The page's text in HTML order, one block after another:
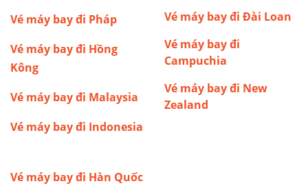
Vé máy bay đi Pháp
Vé máy bay đi Hồng
Kông
Vé máy bay đi Malaysia
Vé máy bay đi Indonesia
Vé máy bay đi Đài Loan
Vé máy bay đi
Campuchia
Vé máy bay đi New
Zealand
Vé máy bay đi Hàn Quốc